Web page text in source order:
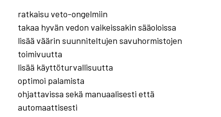
ratkaisu veto-ongelmiin
takaa hyvän vedon vaikeissakin sääoloissa
lisää väärin suunniteltujen savuhormistojen
toimivuutta
lisää käyttöturvallisuutta
optimoi palamista
ohjattavissa sekä manuaalisesti että
automaattisesti